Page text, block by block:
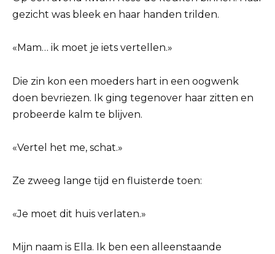
gezicht was bleek en haar handen trilden.
«Mam… ik moet je iets vertellen.»
Die zin kon een moeders hart in een oogwenk
doen bevriezen. Ik ging tegenover haar zitten en
probeerde kalm te blijven.
«Vertel het me, schat.»
Ze zweeg lange tijd en fluisterde toen:
«Je moet dit huis verlaten.»
Mijn naam is Ella. Ik ben een alleenstaande